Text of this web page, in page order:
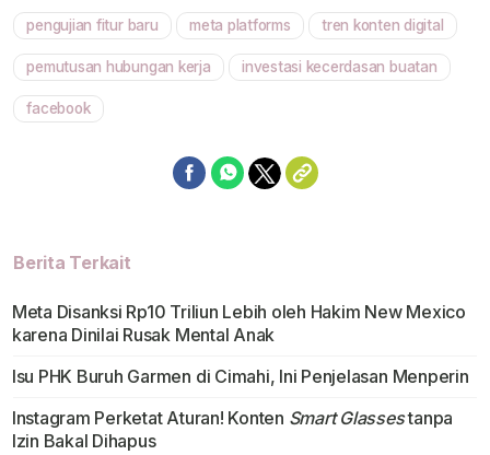
pengujian fitur baru meta platforms tren konten digital
pemutusan hubungan kerja investasi kecerdasan buatan
facebook
Berita Terkait
Meta Disanksi Rp10 Triliun Lebih oleh Hakim New Mexico
karena Dinilai Rusak Mental Anak
Isu PHK Buruh Garmen di Cimahi, Ini Penjelasan Menperin
Instagram Perketat Aturan! Konten Smart Glassestanpa
Izin Bakal Dihapus